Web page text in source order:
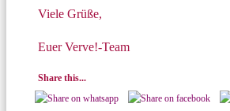
Viele Grüße,
Euer Verve!-Team
Share this...